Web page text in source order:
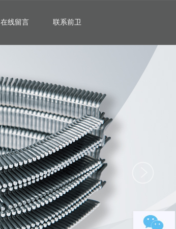
在线留言 联系前卫